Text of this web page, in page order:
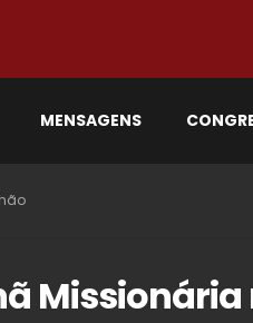
MENSAGENS